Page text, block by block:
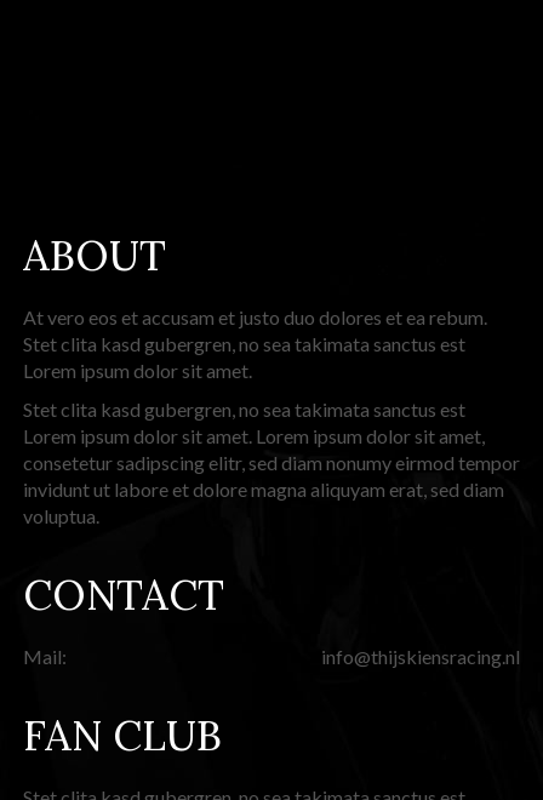
ABOUT
At vero eos et accusam et justo duo dolores et ea rebum.
Stet clita kasd gubergren, no sea takimata sanctus est
Lorem ipsum dolor sit amet.
Stet clita kasd gubergren, no sea takimata sanctus est
Lorem ipsum dolor sit amet. Lorem ipsum dolor sit amet,
consetetur sadipscing elitr, sed diam nonumy eirmod tempor
invidunt ut labore et dolore magna aliquyam erat, sed diam
voluptua.
CONTACT
Mail: info@thijskiensracing.nl
FAN CLUB